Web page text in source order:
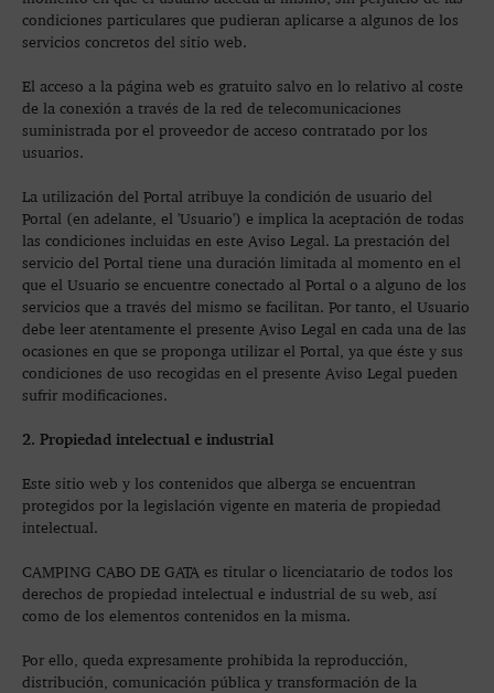
condiciones particulares que pudieran aplicarse a algunos de los
servicios concretos del sitio web.
El acceso a la página web es gratuito salvo en lo relativo al coste
de la conexión a través de la red de telecomunicaciones
suministrada por el proveedor de acceso contratado por los
usuarios.
La utilización del Portal atribuye la condición de usuario del
Portal (en adelante, el 'Usuario') e implica la aceptación de todas
las condiciones incluidas en este Aviso Legal. La prestación del
servicio del Portal tiene una duración limitada al momento en el
que el Usuario se encuentre conectado al Portal o a alguno de los
servicios que a través del mismo se facilitan. Por tanto, el Usuario
debe leer atentamente el presente Aviso Legal en cada una de las
ocasiones en que se proponga utilizar el Portal, ya que éste y sus
condiciones de uso recogidas en el presente Aviso Legal pueden
sufrir modificaciones.
2. Propiedad intelectual e industrial
Este sitio web y los contenidos que alberga se encuentran
protegidos por la legislación vigente en materia de propiedad
intelectual.
CAMPING CABO DE GATA es titular o licenciatario de todos los
derechos de propiedad intelectual e industrial de su web, así
como de los elementos contenidos en la misma.
Por ello, queda expresamente prohibida la reproducción,
distribución, comunicación pública y transformación de la